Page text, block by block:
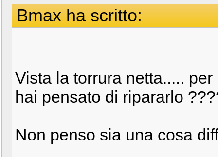
Bmax ha scritto:
Vista la torrura netta.....
hai pensato di ripararlo
Non penso sia una cosa